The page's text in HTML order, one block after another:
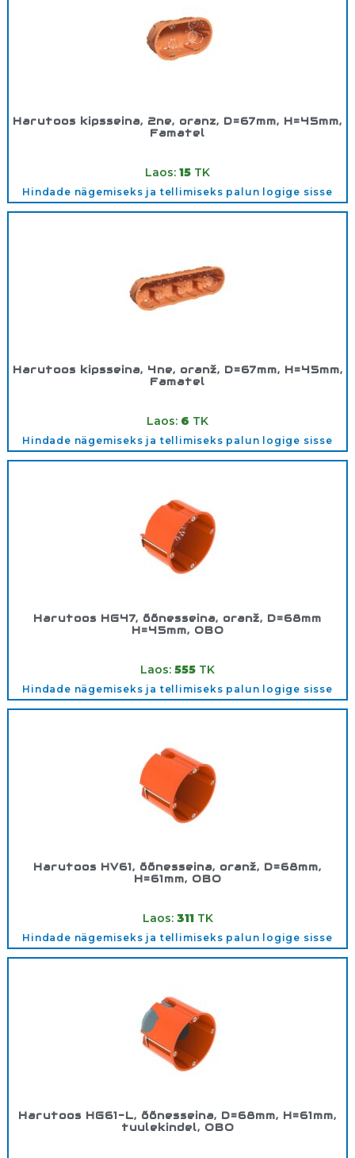
Harutoos kipsseina, 2ne, oranz, D=67mm, H=45mm,
Famatel
Laos: 15 TK
Hindade nägemiseks ja tellimiseks palun logige sisse
Harutoos kipsseina, 4ne, oranž, D=67mm, H=45mm,
Famatel
Laos: 6 TK
Hindade nägemiseks ja tellimiseks palun logige sisse
Harutoos HG47, õõnesseina, oranž, D=68mm
H=45mm, OBO
Laos: 555 TK
Hindade nägemiseks ja tellimiseks palun logige sisse
Harutoos HV61, õõnesseina, oranž, D=68mm,
H=61mm, OBO
Laos: 311TK
Hindade nägemiseks ja tellimiseks palun logige sisse
Harutoos HG61-L, õõnesseina, D=68mm, H=61mm,
tuulekindel, OBO